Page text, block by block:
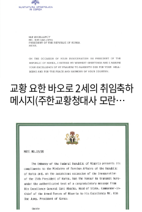
교황 요한 바오로 2세의 취임축하
메시지(주한교황청대사 모란디니